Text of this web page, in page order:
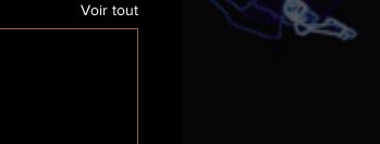
Voir tout